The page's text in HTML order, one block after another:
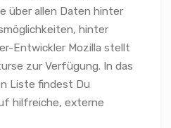
über allen Daten hinter
hinter
Entwickler Mozilla stellt
zur Verfügung. In das
Liste findest Du
hilfreiche, externe